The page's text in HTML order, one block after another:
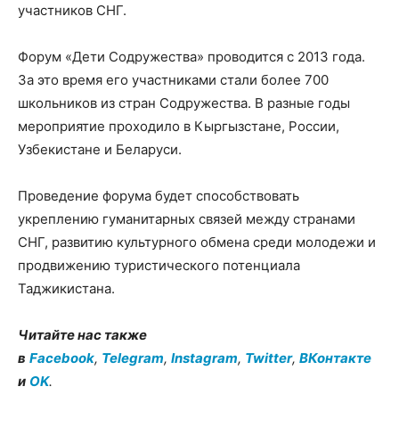
участников СНГ.
Форум «Дети Содружества» проводится с 2013 года.
За это время его участниками стали более 700
школьников из стран Содружества. В разные годы
мероприятие проходило в Кыргызстане, России,
Узбекистане и Беларуси.
Проведение форума будет способствовать
укреплению гуманитарных связей между странами
СНГ, развитию культурного обмена среди молодежи и
продвижению туристического потенциала
Таджикистана.
Читайте нас также
в Facebook, Telegram, Instagram, Twitter, ВКонтакте
и OK.